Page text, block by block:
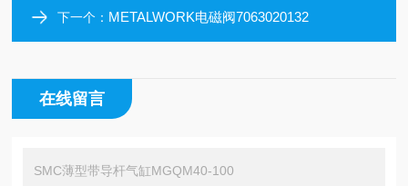
下一个： METALWORK电磁阀7063020132
在线留言